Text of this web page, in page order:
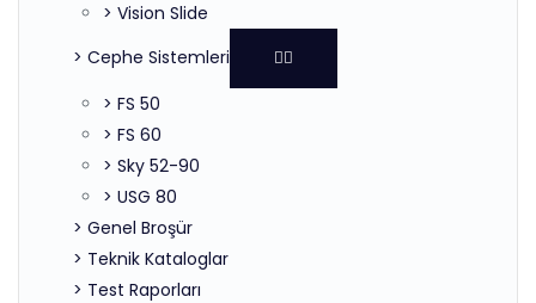
> Vision Slide
> Cephe Sistemleri
> FS 50
> FS 60
> Sky 52-90
> USG 80
> Genel Broşür
> Teknik Kataloglar
> Test Raporları